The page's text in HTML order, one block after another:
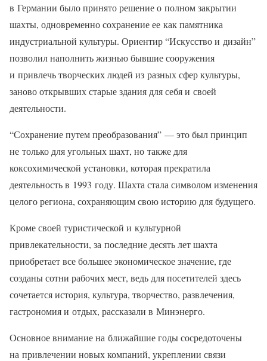
в Германии было принято решение о полном закрытии
шахты, одновременно сохранение ее как памятника
индустриальной культуры. Ориентир “Искусство и дизайн”
позволил наполнить жизнью бывшие сооружения
и привлечь творческих людей из разных сфер культуры,
заново открывших старые здания для себя и своей
деятельности.
“Сохранение путем преобразования” — это был принцип
не только для угольных шахт, но также для
коксохимической установки, которая прекратила
деятельность в 1993 году. Шахта стала символом изменения
целого региона, сохраняющим свою историю для будущего.
Кроме своей туристической и культурной
привлекательности, за последние десять лет шахта
приобретает все большее экономическое значение, где
созданы сотни рабочих мест, ведь для посетителей здесь
сочетается история, культура, творчество, развлечения,
гастрономия и отдых, рассказали в Минэнерго.
Основное внимание на ближайшие годы сосредоточены
на привлечении новых компаний, укреплении связи